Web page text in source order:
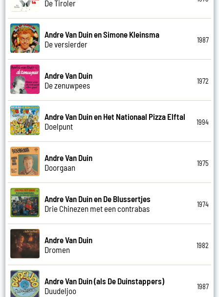
De Tiroler
Andre Van Duin en Simone Kleinsma
De versierder
1987
Andre Van Duin
De zenuwpees
1972
Andre Van Duin en Het Nationaal Pizza Elftal
Doelpunt
1994
Andre Van Duin
Doorgaan
1975
Andre Van Duin en De Blussertjes
Drie Chinezen met een contrabas
1974
Andre Van Duin
Dromen
1982
Andre Van Duin (als De Duinstappers)
Duudeljoo
1987